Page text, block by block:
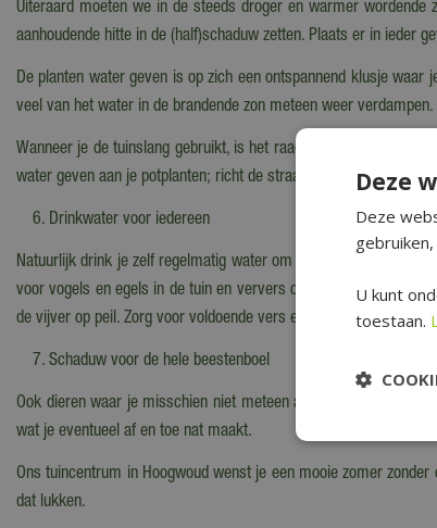
Uiteraard moeten we in de steeds droger en warmer wordende
aanhoudende hitte in de (half)schaduw zetten. Plaats er in ieder
De planten water geven is op zich een ontspannend klusje
veel van het water in de brandende zon meteen weer verdampen.
Wanneer je de tuinslang gebruikt, is het raadzaam de
water geven aan je potplanten; richt de straal op de potgrond en
Drinkwater voor iedereen
Natuurlijk drink je zelf regelmatig water om uitdroging (en een
voor vogels en egels in de tuin en ververs of vul het water
de vijver op peil. Zorg voor voldoende vers en koel drinkwater
Schaduw voor de hele beestenboel
Ook dieren waar je misschien niet meteen aan denkt kunnen
wat je eventueel af en toe nat maakt.
Ons tuincentrum in Hoogwoud wenst je een mooie zomer
dat lukken.
Deze
Deze
U kunt
toestaan.